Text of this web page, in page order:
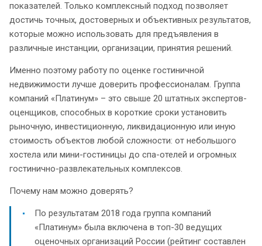
показателей. Только комплексный подход позволяет
достичь точных, достоверных и объективных результатов,
которые можно использовать для предъявления в
различные инстанции, организации, принятия решений.
Именно поэтому работу по оценке гостиничной
недвижимости лучше доверить профессионалам. Группа
компаний «Платинум» – это свыше 20 штатных экспертов-
оценщиков, способных в короткие сроки установить
рыночную, инвестиционную, ликвидационную или иную
стоимость объектов любой сложности: от небольшого
хостела или мини-гостиницы до спа-отелей и огромных
гостинично-развлекательных комплексов.
Почему нам можно доверять?
По результатам 2018 года группа компаний
«Платинум» была включена в топ-30 ведущих
оценочных организаций России (рейтинг составлен